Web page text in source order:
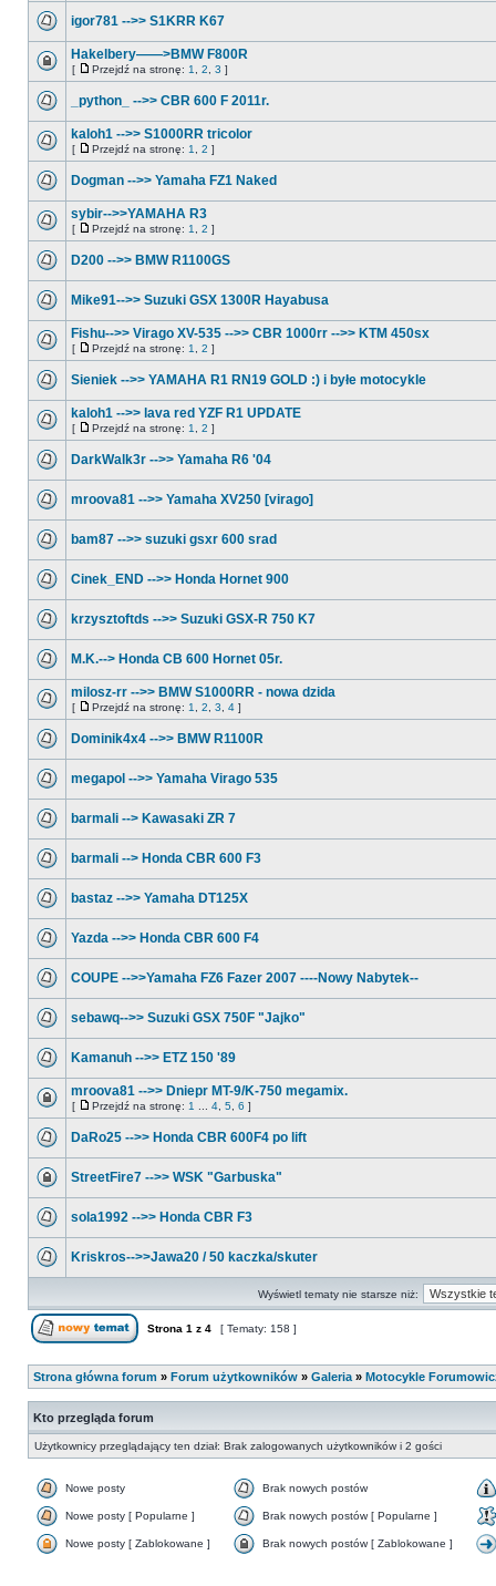
igor781 -->> S1KRR K67
Hakelbery——>BMW F800R
[ Przejdź na stronę: 1 2 3 ]
_python_ -->> CBR 600 F 2011r.
kaloh1 -->> S1000RR tricolor
[ Przejdź na stronę: 1 2 ]
Dogman -->> Yamaha FZ1 Naked
sybir-->>YAMAHA R3
[ Przejdź na stronę: 1 2 ]
D200 -->> BMW R1100GS
Mike91-->> Suzuki GSX 1300R Hayabusa
Fishu-->> Virago XV-535 -->> CBR 1000rr -->> KTM 450sx
[ Przejdź na stronę: 1 2 ]
Sieniek -->> YAMAHA R1 RN19 GOLD :) i byłe motocykle
kaloh1 -->> lava red YZF R1 UPDATE
[ Przejdź na stronę: 1 2 ]
DarkWalk3r -->> Yamaha R6 '04
mroova81 -->> Yamaha XV250 [virago]
bam87 -->> suzuki gsxr 600 srad
Cinek_END -->> Honda Hornet 900
krzysztoftds -->> Suzuki GSX-R 750 K7
M.K.--> Honda CB 600 Hornet 05r.
milosz-rr -->> BMW S1000RR - nowa dzida
[ Przejdź na stronę: 1 2 3 4 ]
Dominik4x4 -->> BMW R1100R
megapol -->> Yamaha Virago 535
barmali --> Kawasaki ZR 7
barmali --> Honda CBR 600 F3
bastaz -->> Yamaha DT125X
Yazda -->> Honda CBR 600 F4
COUPE -->>Yamaha FZ6 Fazer 2007 ----Nowy Nabytek--
sebawq-->> Suzuki GSX 750F "Jajko"
Kamanuh -->> ETZ 150 '89
mroova81 -->> Dniepr MT-9/K-750 megamix.
[ Przejdź na stronę: 1 4 5 6 ]
DaRo25 -->> Honda CBR 600F4 po lift
StreetFire7 -->> WSK "Garbuska"
sola1992 -->> Honda CBR F3
Kriskros-->>Jawa20 / 50 kaczka/skuter
Wyświetl tematy nie starsze niż:
Strona 1 z 4 [ Tematy: 158 ]
Strona główna forum » Forum użytkowników » Galeria » Motocykle
Kto przegląda forum
Użytkownicy przeglądający ten dział: Brak zalogowanych użytkowników i 2 gości
Nowe posty Brak nowych postów
Nowe posty [ Popularne ] Brak nowych postów [ Popularne ]
Nowe posty [ Zablokowane ] Brak nowych postów [ Zablokowane ]